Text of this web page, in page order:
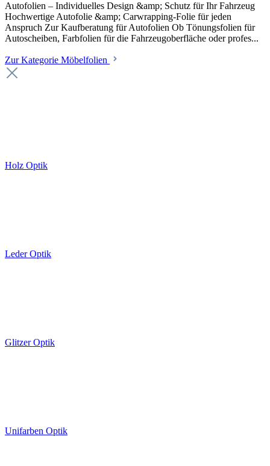
Autofolien – Individuelles Design &amp; Schutz für Ihr Fahrzeug
Hochwertige Autofolie &amp; Carwrapping-Folie für jeden
Anspruch Zur Kaufberatung für Autofolien Ob Tönungsfolien für
Autoscheiben, Farbfolien für die Fahrzeugoberfläche oder profes...
Zur Kategorie Möbelfolien
Holz Optik
Leder Optik
Glitzer Optik
Unifarben Optik